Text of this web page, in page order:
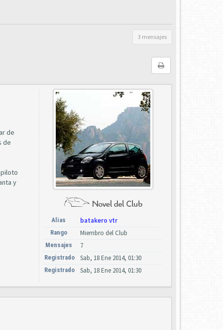
3 mensajes
de
de
y
Alias batakero vtr
Rango Miembro del Club
Mensajes 7
Registrado Sab, 18 Ene 2014, 01:30
Registrado Sab, 18 Ene 2014, 01:30